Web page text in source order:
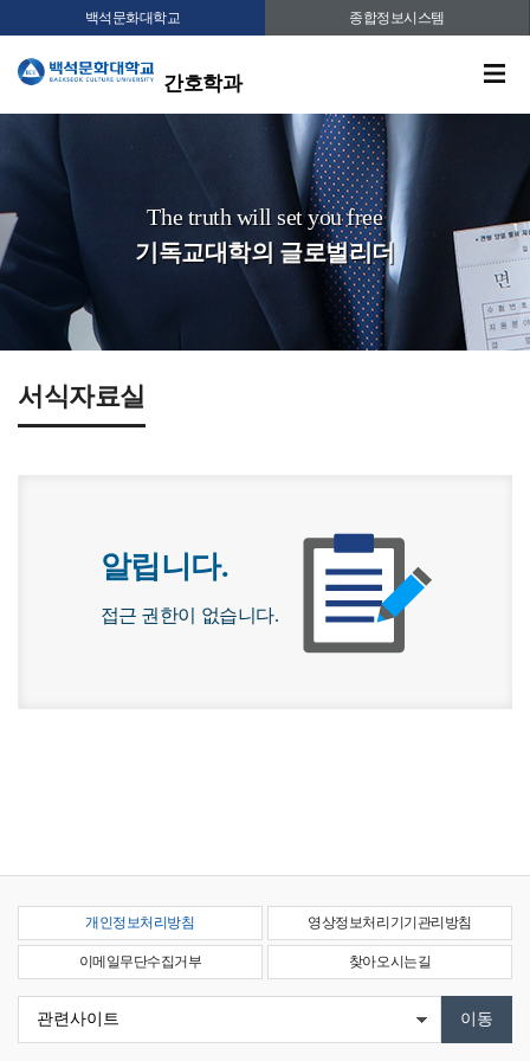
백석문화대학교 종합정보시스템
간호학과
The truth will set you free
기독교대학의 글로벌리더
서식자료실
알립니다.
접근 권한이 없습니다.
개인정보처리방침 영상정보처리기기관리방침
이메일무단수집거부 찾아오시는길